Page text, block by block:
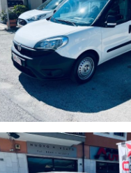
con terze parti